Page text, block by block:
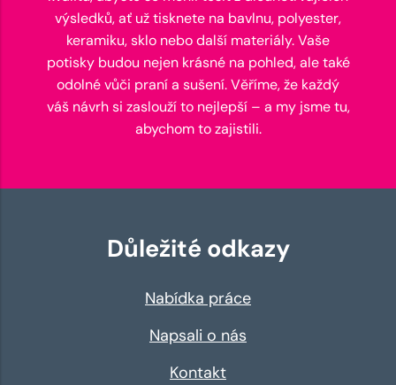
výsledků, ať už tisknete na bavlnu, polyester,
keramiku, sklo nebo další materiály. Vaše
potisky budou nejen krásné na pohled, ale také
odolné vůči praní a sušení. Věříme, že každý
váš návrh si zaslouží to nejlepší – a my jsme tu,
abychom to zajistili.
Důležité odkazy
Nabídka práce
Napsali o nás
Kontakt